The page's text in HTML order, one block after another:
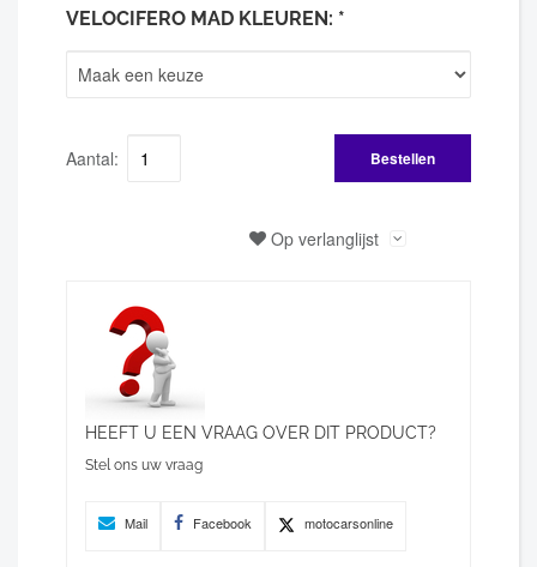
VELOCIFERO MAD KLEUREN: *
Aantal: Bestellen
Op verlanglijst
HEEFT U EEN VRAAG OVER DIT PRODUCT?
Stel ons uw vraag
Mail Facebook motocarsonline